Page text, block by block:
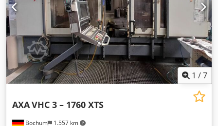
1 /7
Bochum 1.557 km
AXAVHC 3 – 1760 XTS